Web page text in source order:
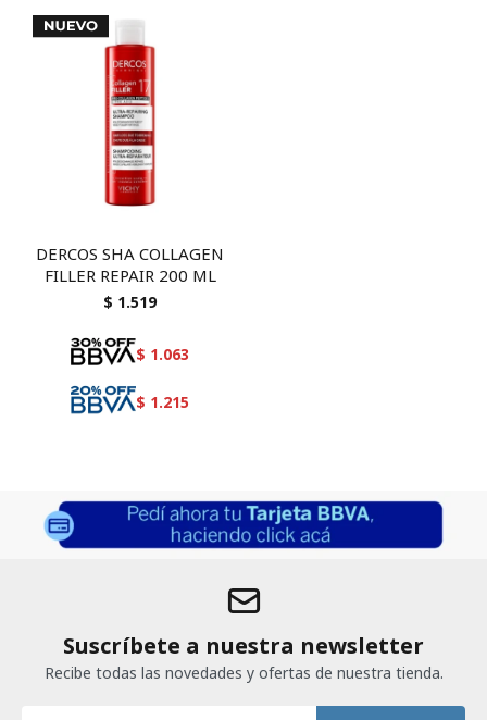
DERCOS SHA COLLAGEN
FILLER REPAIR 200 ML
$ 1.519
$ 1.063
$ 1.215
Suscríbete a nuestra newsletter
Recibe todas las novedades y ofertas de nuestra tienda.